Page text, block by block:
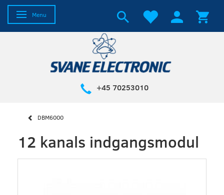
Skifte navigation
Menu
+45 70253010
DBM6000
12 kanals indgangsmodul